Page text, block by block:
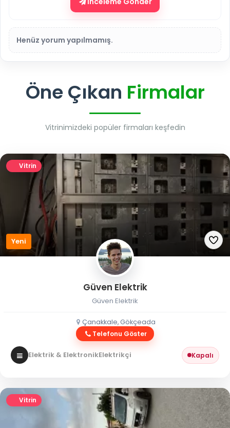
Henüz yorum yapılmamış.
Öne Çıkan Firmalar
Vitrinimizdeki popüler firmaları keşfedin
Vitrin
Yeni
Güven Elektrik
Güven Elektrik
Çanakkale, Gökçeada
Telefonu Göster
Elektrik & ElektronikElektrikçi Kapalı
Vitrin